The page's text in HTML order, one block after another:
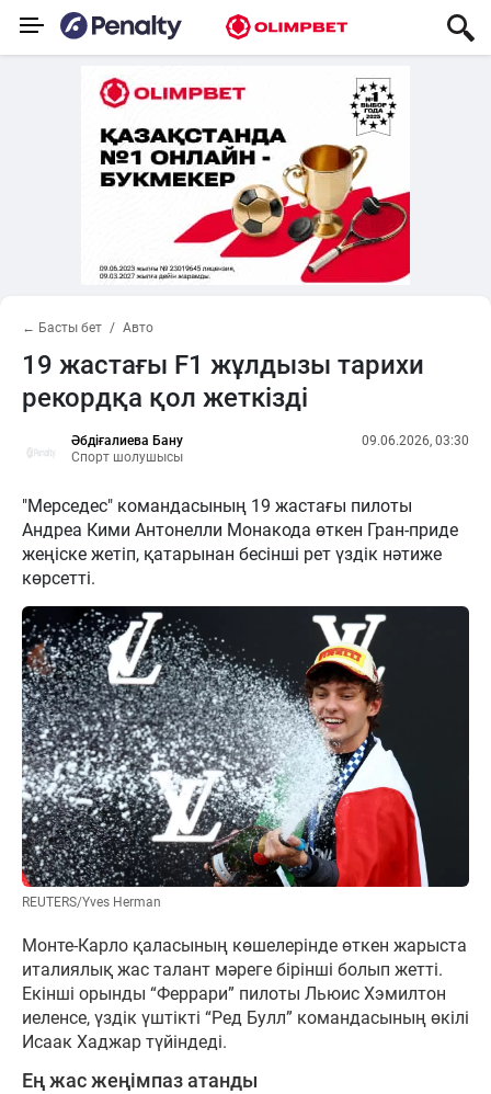
← Басты бет Авто
19 жастағы F1 жұлдызы тарихи
рекордқа қол жеткізді
Әбдіғалиева Бану
Спорт шолушысы
09.06.2026, 03:30
"Мерседес" командасының 19 жастағы пилоты
Андреа Кими Антонелли Монакода өткен Гран-приде
жеңіске жетіп, қатарынан бесінші рет үздік нәтиже
көрсетті.
REUTERS/Yves Herman
Монте-Карло қаласының көшелерінде өткен жарыста
италиялық жас талант мәреге бірінші болып жетті.
Екінші орынды “Феррари” пилоты Льюис Хэмилтон
иеленсе, үздік үштікті “Ред Булл” командасының өкілі
Исаак Хаджар түйіндеді.
Ең жас жеңімпаз атанды